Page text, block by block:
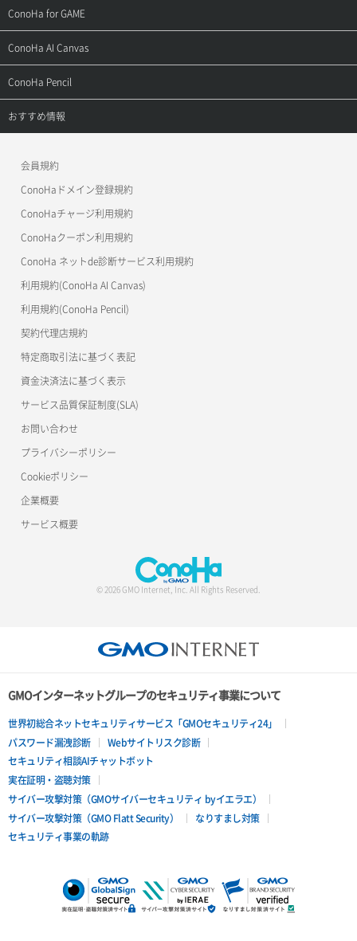
お問い合わせ
よくある質問
ご利用ガイド
APIドキュメントVPS3.0
サポートトップ
ご利用ガイド
APIドキュメントVPS3.0
ConoHa for GAME
サポートトップ
ご利用ガイド
ConoHa AI Canvas
サポートトップ
ご利用ガイド
ConoHa Pencil
サポートトップ
おすすめ情報
美雲このは徹底ガイド
会員規約
ConoHaドメイン登録規約
ConoHaチャージ利用規約
ConoHaクーポン利用規約
ConoHa ネットde診断サービス利用規約
利用規約(ConoHa AI Canvas)
利用規約(ConoHa Pencil)
契約代理店規約
特定商取引法に基づく表記
資金決済法に基づく表示
サービス品質保証制度(SLA)
お問い合わせ
プライバシーポリシー
Cookieポリシー
企業概要
サービス概要
© 2026 GMO Internet, Inc. All Rights Reserved.
GMOインターネットグループのセキュリティ事業について
世界初総合ネットセキュリティサービス「GMOセキュリティ24」
パスワード漏洩診断
Webサイトリスク診断
セキュリティ相談AIチャットボット
実在証明・盗聴対策
サイバー攻撃対策（GMOサイバーセキュリティ byイエラエ）
サイバー攻撃対策（GMO Flatt Security）
なりすまし対策
セキュリティ事業の軌跡